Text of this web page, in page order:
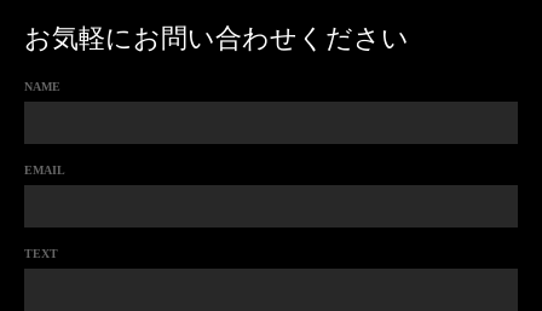
お気軽にお問い合わせください
NAME
EMAIL
TEXT